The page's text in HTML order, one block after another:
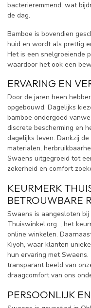
bacterieremmend, wat
de dag.
Bamboe is bovendien
huid en wordt als prettig
Het is een snelgroeiende
waardoor het ook een
ERVARING EN
Door de jaren heen
opgebouwd. Dagelijks
bamboe ondergoed
discrete bescherming en
dagelijks leven. Dankzij
materialen,
Swaens uitgegroeid tot
zekerheid en comfort
KEURMERK
BETROUWBARE
Swaens is aangesloten
Thuiswinkel.org. , het
online winkelen.
Kiyoh, waar klanten
hun ervaring met
transparant beeld van
draagcomfort van ons
PERSOONLIJK